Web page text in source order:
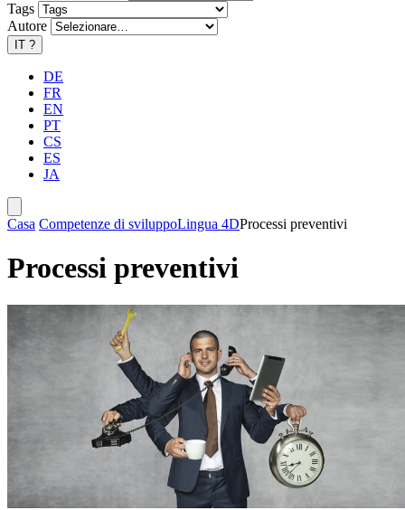
Tags
Autore
IT ?
DE
FR
EN
PT
CS
ES
JA
Casa Competenze di sviluppoLingua 4DProcessi preventivi
Processi preventivi